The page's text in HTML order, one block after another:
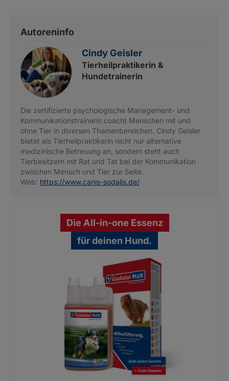
Autoreninfo
Cindy Geisler
Tierheilpraktikerin &
Hundetrainerin
Die zertifizierte psychologische Management- und
Kommunikationstrainerin coacht Menschen mit und
ohne Tier in diversen Themenbereichen. Cindy Geisler
bietet als Tierheilpraktikerin nicht nur alternative
medizinische Betreuung an, sondern steht auch
Tierbesitzern mit Rat und Tat bei der Kommunikation
zwischen Mensch und Tier zur Seite.
Web: https://www.canis-sodalis.de/
Die All-in-one Essenz
für deinen Hund.